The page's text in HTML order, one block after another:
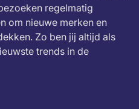
regelmatig
om nieuwe merken en
Zo ben jij altijd als
trends in de